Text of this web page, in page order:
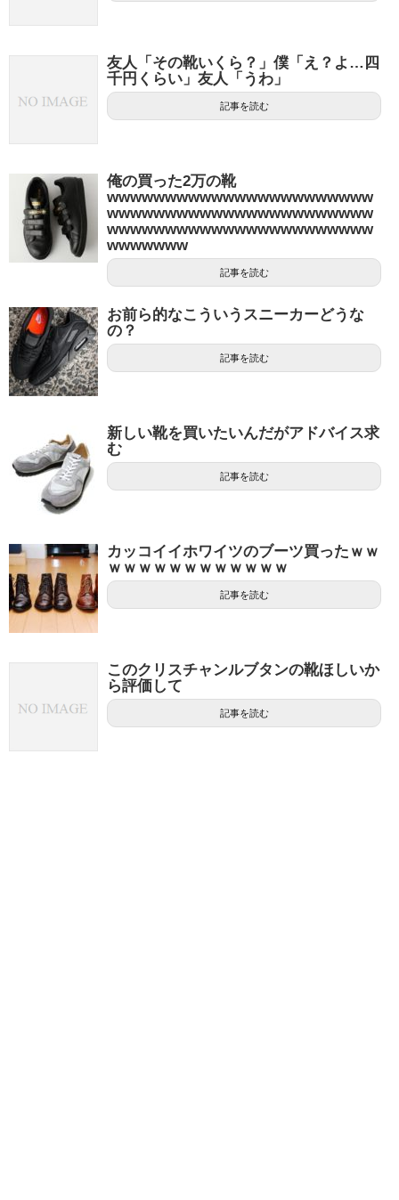
友人「その靴いくら？」僕「え？よ…四
千円くらい」友人「うわ」
記事を読む
俺の買った2万の靴
wwwwwwwwwwwwwwwwwwwwwww
wwwwwwwwwwwwwwwwwwwwwww
wwwwwwwwwwwwwwwwwwwwwww
wwwwwww
記事を読む
お前ら的なこういうスニーカーどうな
の？
記事を読む
新しい靴を買いたいんだがアドバイス求
む
記事を読む
カッコイイホワイツのブーツ買ったｗｗ
ｗｗｗｗｗｗｗｗｗｗｗｗ
記事を読む
このクリスチャンルブタンの靴ほしいか
ら評価して
記事を読む